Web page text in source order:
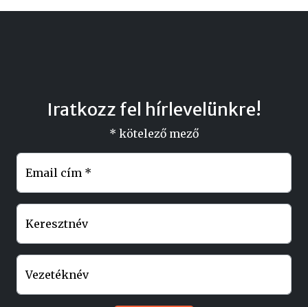
Iratkozz fel hírlevelünkre!
* kötelező mező
Email cím *
Keresztnév
Vezetéknév